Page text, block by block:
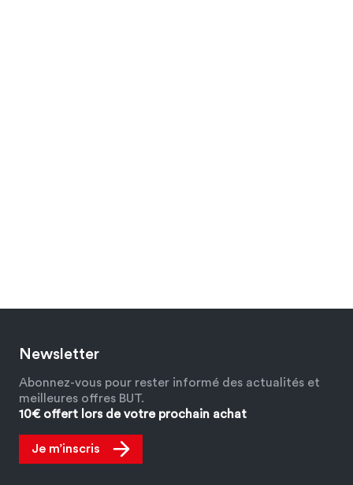
Newsletter
Abonnez-vous pour rester informé des actualités et
meilleures offres BUT.
10€ offert lors de votre prochain achat
Je m’inscris